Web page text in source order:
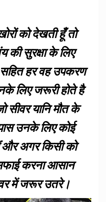
को देखती हूँ तो
की सुरक्षा के लिए
हर वह उपकरण
लिए जरूरी होते है
सीवर यानि मौत के
उनके लिए कोई
और अगर किसी को
करना आसान
में जरूर उतरे।